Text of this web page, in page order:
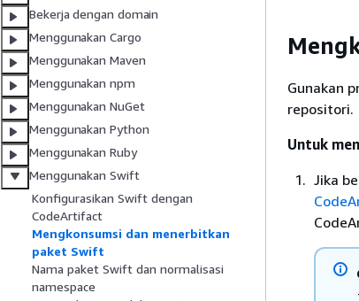
Bekerja dengan domain
Menggunakan Cargo
Menggunakan Maven
Menggunakan npm
Menggunakan NuGet
Menggunakan Python
Menggunakan Ruby
Menggunakan Swift
Konfigurasikan Swift dengan
CodeArtifact
Mengkonsumsi dan menerbitkan
paket Swift
Nama paket Swift dan normalisasi
namespace
Gunakan
repositori.
Untuk
Jika